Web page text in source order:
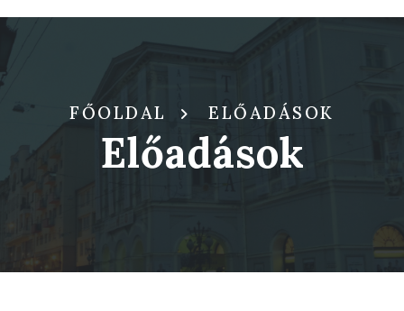
FŐOLDAL ELŐADÁSOK
Előadások